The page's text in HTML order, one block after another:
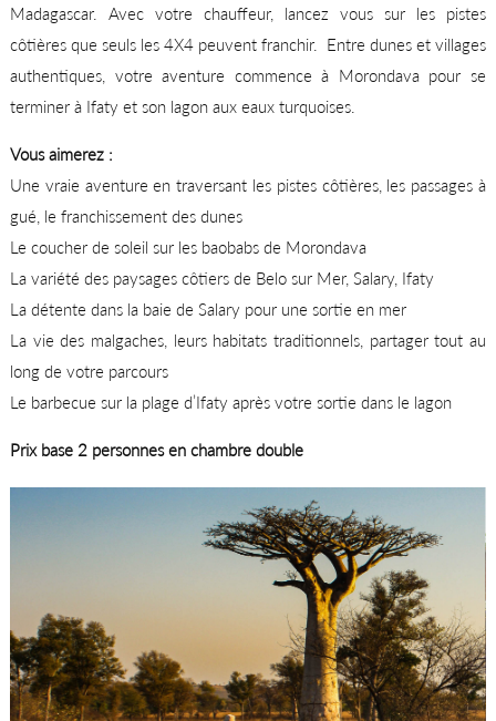
Madagascar. Avec votre chauffeur, lancez vous sur les pistes
côtières que seuls les 4X4 peuvent franchir. Entre dunes et villages
authentiques, votre aventure commence à Morondava pour se
terminer à Ifaty et son lagon aux eaux turquoises.
Vous aimerez :
Une vraie aventure en traversant les pistes côtières, les passages à
gué, le franchissement des dunes
Le coucher de soleil sur les baobabs de Morondava
La variété des paysages côtiers de Belo sur Mer, Salary, Ifaty
La détente dans la baie de Salary pour une sortie en mer
La vie des malgaches, leurs habitats traditionnels, partager tout au
long de votre parcours
Le barbecue sur la plage d’Ifaty après votre sortie dans le lagon
Prix base 2 personnes en chambre double